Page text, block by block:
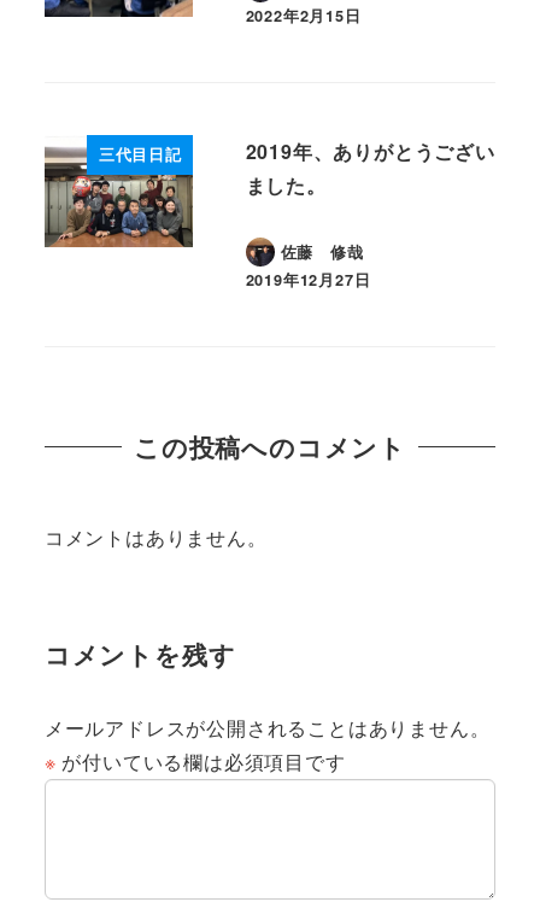
投稿日
2022年2月15日
三代目日記
2019年、ありがとうござい
ました。
佐藤 修哉
投稿日
2019年12月27日
この投稿へのコメント
コメントはありません。
コメントを残す
メールアドレスが公開されることはありません。
※ が付いている欄は必須項目です